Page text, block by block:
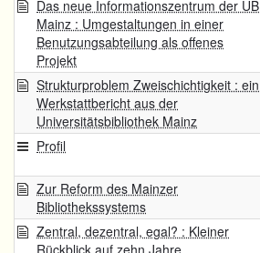
Das neue Informationszentrum der UB
Mainz : Umgestaltungen in einer
Benutzungsabteilung als offenes
Projekt
Strukturproblem Zweischichtigkeit : ein
Werkstattbericht aus der
Universitätsbibliothek Mainz
Profil
Zur Reform des Mainzer
Bibliothekssystems
Zentral, dezentral, egal? : Kleiner